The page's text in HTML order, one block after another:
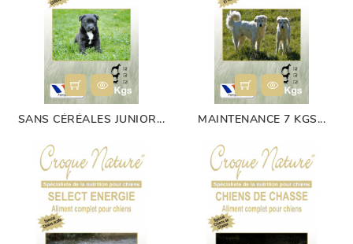
SANS CÉRÉALES JUNIOR... MAINTENANCE 7 KGS...